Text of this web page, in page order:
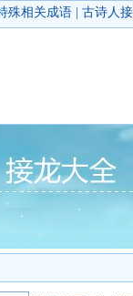
殊相关成语 古诗人